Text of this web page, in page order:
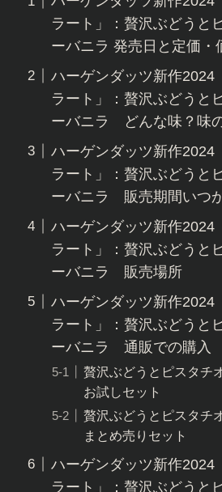
ラート」：贅沢ぶどうと
ーバニラ 発売日と定価・
ハーゲンダッツ新作2024
ラート」：贅沢ぶどうと
ーバニラ どんな味？味
ハーゲンダッツ新作2024
ラート」：贅沢ぶどうと
ーバニラ 販売期間いつ
ハーゲンダッツ新作2024
ラート」：贅沢ぶどうと
ーバニラ 販売場所
ハーゲンダッツ新作2024
ラート」：贅沢ぶどうと
ーバニラ 通販での購入
贅沢ぶどうとピスタチ
お試しセット
贅沢ぶどうとピスタチ
まとめ売りセット
ハーゲンダッツ新作2024
ラート」：贅沢ぶどうと